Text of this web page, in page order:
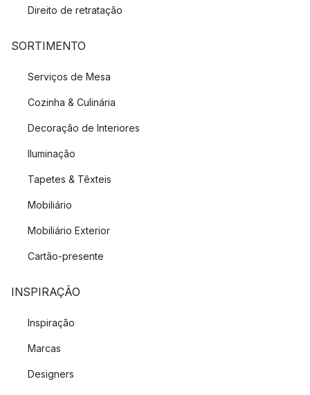
Direito de retratação
SORTIMENTO
Serviços de Mesa
Cozinha & Culinária
Decoração de Interiores
Iluminação
Tapetes & Têxteis
Mobiliário
Mobiliário Exterior
Cartão-presente
INSPIRAÇÃO
Inspiração
Marcas
Designers